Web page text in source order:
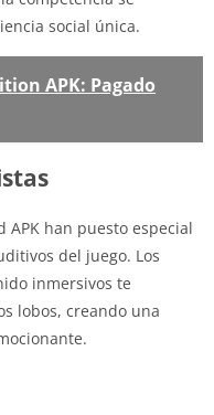
social única.
APK: Pagado
APK han puesto especial
del juego. Los
inmersivos te
lobos, creando una